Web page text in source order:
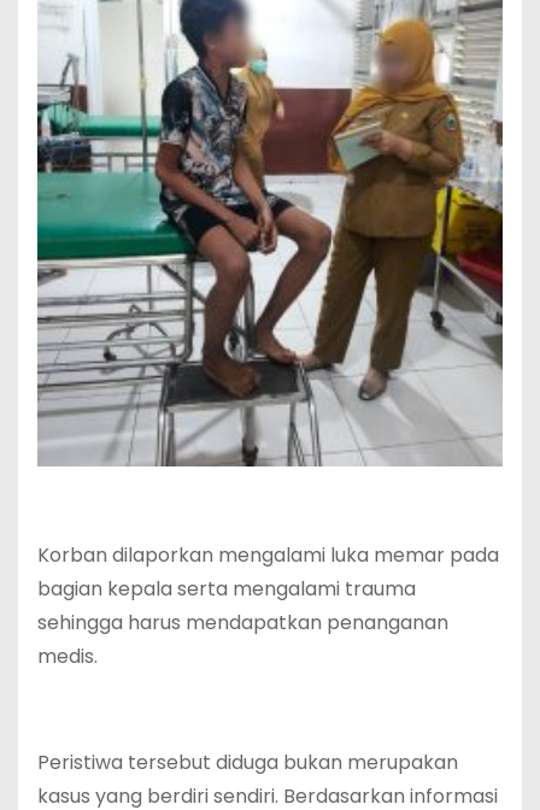
Korban dilaporkan mengalami luka memar pada
bagian kepala serta mengalami trauma
sehingga harus mendapatkan penanganan
medis.
Peristiwa tersebut diduga bukan merupakan
kasus yang berdiri sendiri. Berdasarkan informasi